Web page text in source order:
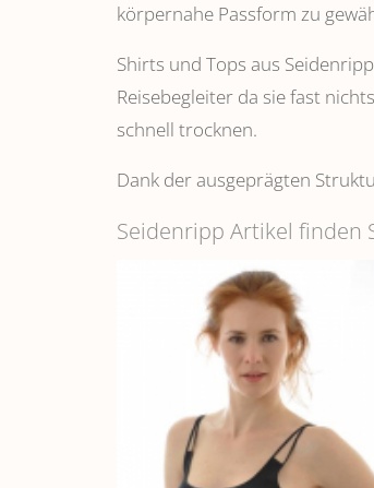
körpernahe Passform zu
Shirts und Tops aus
Reisebegleiter da sie fast
schnell trocknen.
Dank der ausgeprägten
Seidenripp Artikel finden